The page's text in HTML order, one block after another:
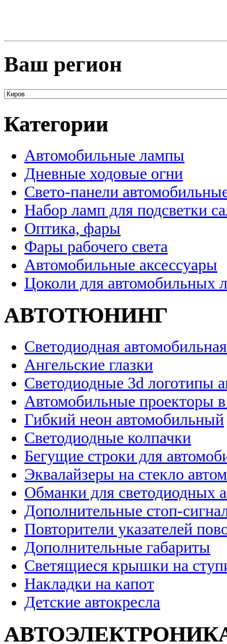
Ваш регион
Категории
Автомобильные лампы
Дневные ходовые огни
Свето-панели
Набор ламп для подсветки
Оптика, фары
Фары рабочего света
Автомобильные аксессуары
Цоколи для автомобильных
АВТОТЮНИНГ
Светодиодная
Ангельские глазки
Светодиодные 3d логотипы
Автомобильные проекторы
Гибкий неон автомобильный
Светодиодные колпачки
Бегущие строки для
Эквалайзеры на стекло
Обманки для светодиодных
Дополнительные стоп-
Повторители указателей
Дополнительные габариты
Светящиеся крышки на
Накладки на капот
Детские автокресла